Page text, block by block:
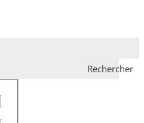
Rechercher